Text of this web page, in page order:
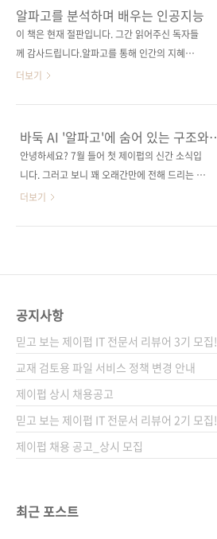
와 히데카즈역자명 김연수출판일 2019년 12월
30일페이지 396쪽시리즈 I♥A.I. 22(제이펍의
인공지능 시리즈 22)판 형 ..
소위 알파고 3.0 버전, '알파제로'에 관한 도서를
소개해 드립니다! 알파제로에 관해서 국내 최초
로 출간되는 번역서입니다. 《알파제로를 배우
으로 배우는 인공지능 프로그래밍》 우선 알파
제로의 탄생 배경을 간락히 알아볼까요? 알파제
태에서 프로 바둑 기사에게 승리를 거둔 최초의
게임 AI입니다. 대표적으로 2016년 3월에 세계
챔피언 8회 우승 기록을 보유한 이세돌 9단에게
4승 1패..
알파고를 분석하며 배우는 인공지능
이 책은 현재 절판입니다. 그간 읽어주신 독자들
께 감사드립니다.알파고를 통해 인간의 지혜를
넘어선 한 수의 비밀을 탐구한다! 도서구매 사이
사] [인터파크] 전자책 구매 사이트(가나다순)[교
보문고] [구글북스] [리디북스] [알라딘] [예스이
십사] [인터파크] 출판사 제이펍원출판사
体新書 増補改訂版(원서 ISBN:
9784798157771)저자명 오츠키 토모시역자명
더보기
바둑 AI '알파고'에 숨어 있는 구조와
원리를 배웁시다!
안녕하세요? 7월 들어 첫 제이펍의 신간 소식입
니다. 그러고 보니 꽤 오래간만에 전해 드리는 신
간입니다. 한 달이 넘었군요. 최근에 일본 소프트
적인 AI 육성책을 마련해야 한다고 조언했습니
을 불러올 것"이란 전망도 내놓았습니다. 그동안
제이펍에서는 적지 않은 수의 인공지능 도서를
출간했습니다. 하지만 인공지능이 대세가 된 만
큼 그 속도를 늦출 수는 없겠죠? 네. 제이펍의 인
공지능 도서는 현재진행형입니다. 이번에 소개
해 드릴 도서는 ..
더보기
공지사항
믿고 보는 제이펍 IT 전문서 리뷰어 3기 모집!
교재 검토용 파일 서비스 정책 변경 안내
제이펍 상시 채용공고
믿고 보는 제이펍 IT 전문서 리뷰어 2기 모집!
제이펍 채용 공고_상시 모집
최근 포스트